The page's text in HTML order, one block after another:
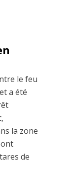
le feu
a été
la zone
de